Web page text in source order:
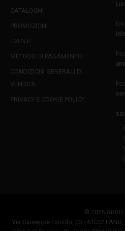
CATALOGHI
PROMOZIONI
EVENTI
METODO DI PAGAMENTO
CONDIZIONI GENERALI DI
VENDITA
PRIVACY E COOKIE POLICY
© 2026 ARBO
Via Giuseppe Toniolo, 23 - 61032